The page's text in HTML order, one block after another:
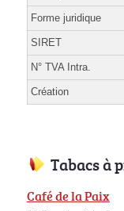
Forme juridique
SIRET
N° TVA Intra.
Création
Tabacs à
Café de la Paix